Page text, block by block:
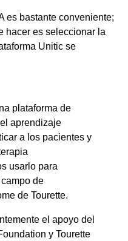
es bastante conveniente;
hacer es seleccionar la
Unitic se
plataforma de
aprendizaje
a los pacientes y
usarlo para
de
de Tourette.
el apoyo del
y Tourette